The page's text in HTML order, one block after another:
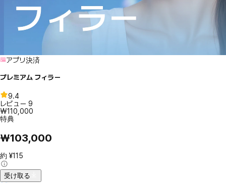
アプリ決済
プレミアム フィラー
9.4
レビュー 9
₩110,000
特典
₩103,000
約 ¥115
受け取る